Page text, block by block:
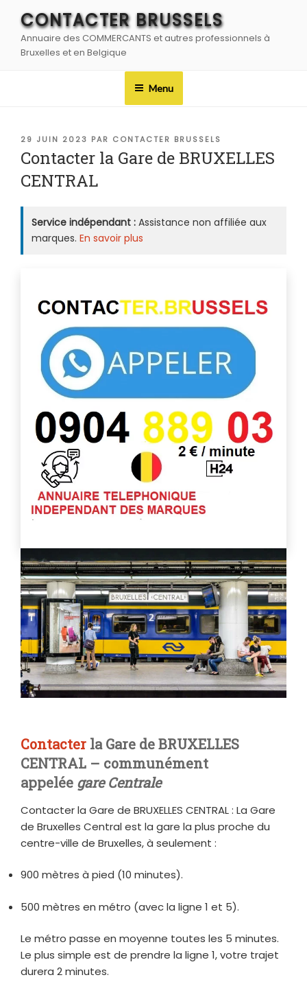
contenu
principal
CONTACTER BRUSSELS
Annuaire des COMMERCANTS et autres professionnels à
Bruxelles et en Belgique
Menu
PUBLIÉ
LE
29 JUIN 2023 PAR CONTACTER BRUSSELS
Contacter la Gare de BRUXELLES
CENTRAL
Service indépendant : Assistance non affiliée aux
marques. En savoir plus
Contacter la Gare de BRUXELLES
CENTRAL – communément
appelée gare Centrale
Contacter la Gare de BRUXELLES CENTRAL : La Gare
de Bruxelles Central est la gare la plus proche du
centre-ville de Bruxelles, à seulement :
900 mètres à pied (10 minutes).
500 mètres en métro (avec la ligne 1 et 5).
Le métro passe en moyenne toutes les 5 minutes.
Le plus simple est de prendre la ligne 1, votre trajet
durera 2 minutes.